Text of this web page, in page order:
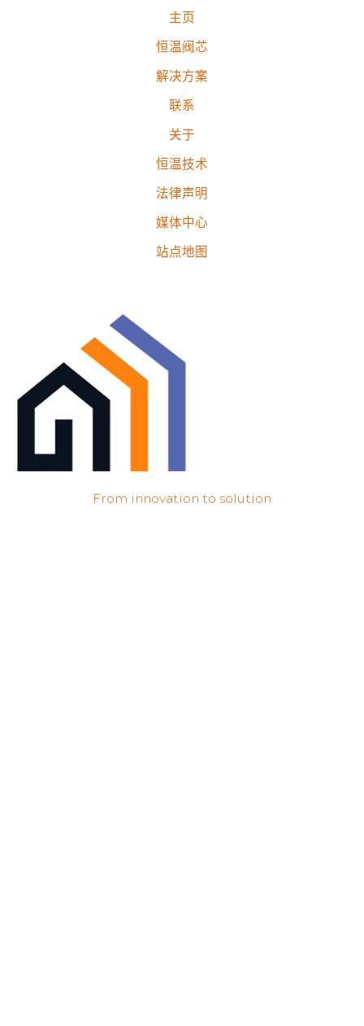
主页
恒温阀芯
解决方案
联系
关于
恒温技术
法律声明
媒体中心
站点地图
From innovation to solution